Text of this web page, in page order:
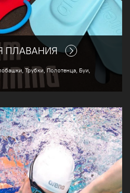
ПЛАВАНИЯ
Трубки, Полотенца, Буи,